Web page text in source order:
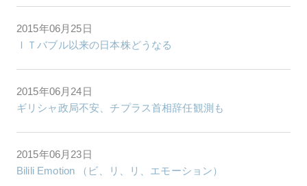
2015年06月25日
ＩＴバブル以来の日本株どうなる
2015年06月24日
ギリシャ政局不安、チプラス首相辞任観測も
2015年06月23日
Bilili Emotion （ビ、リ、リ、エモーション）